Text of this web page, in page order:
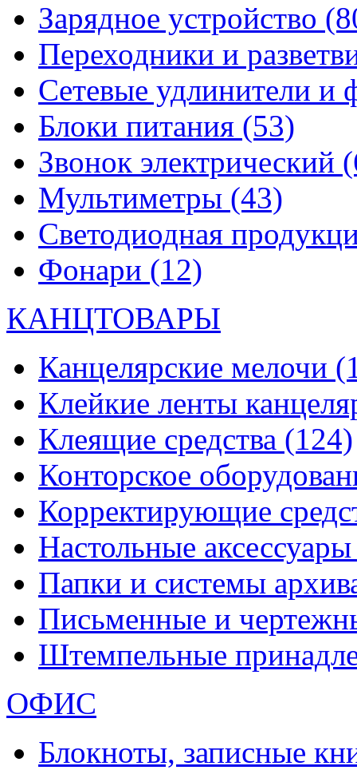
Зарядное устройство
Переходники и
Сетевые удлинители и
Блоки питания (53)
Звонок электрический
Мультиметры (43)
Светодиодная
Фонари (12)
КАНЦТОВАРЫ
Канцелярские мелочи
Клейкие ленты
Клеящие средства (124)
Конторское
Корректирующие
Настольные
Папки и системы
Письменные и
Штемпельные
ОФИС
Блокноты, записные